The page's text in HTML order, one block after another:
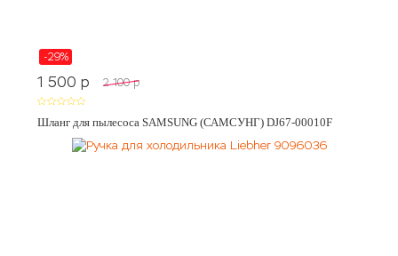
-29%
1 500 p 2 100 p
Шланг для пылесоса SAMSUNG (САМСУНГ) DJ67-00010F